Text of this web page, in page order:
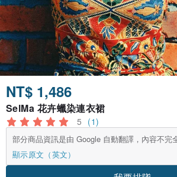
NT$ 1,486
SelMa 花卉蠟染連衣裙
5 (1)
部分商品資訊是由 Google 自動翻譯，內容不完
顯示原文（英文）